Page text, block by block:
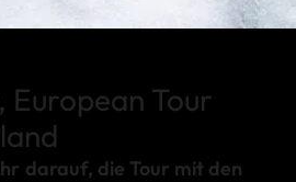
European Tour
darauf, die Tour mit den